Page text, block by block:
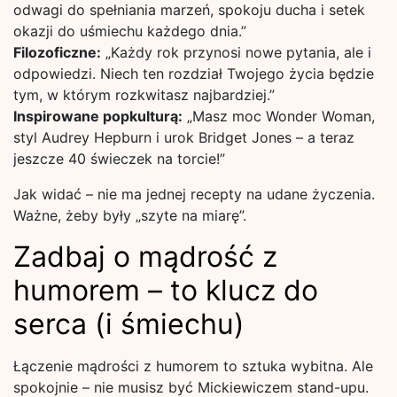
odwagi do spełniania marzeń, spokoju ducha i setek
okazji do uśmiechu każdego dnia.”
Filozoficzne: „Każdy rok przynosi nowe pytania, ale i
odpowiedzi. Niech ten rozdział Twojego życia będzie
tym, w którym rozkwitasz najbardziej.”
Inspirowane popkulturą: „Masz moc Wonder Woman,
styl Audrey Hepburn i urok Bridget Jones – a teraz
jeszcze 40 świeczek na torcie!”
Jak widać – nie ma jednej recepty na udane życzenia.
Ważne, żeby były „szyte na miarę”.
Zadbaj o mądrość z
humorem – to klucz do
serca (i śmiechu)
Łączenie mądrości z humorem to sztuka wybitna. Ale
spokojnie – nie musisz być Mickiewiczem stand-upu.